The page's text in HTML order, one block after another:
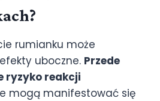
rumianku może
uboczne. Przede
ryzyko reakcji
mogą manifestować się